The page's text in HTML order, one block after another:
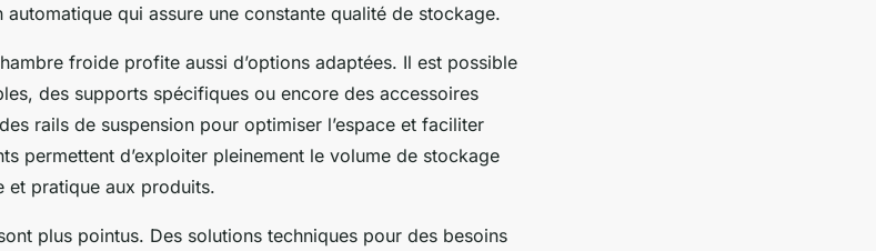
automatique qui assure une constante qualité de stockage.
froide profite aussi d’options adaptées. Il est possible
des supports spécifiques ou encore des accessoires
rails de suspension pour optimiser l’espace et faciliter
permettent d’exploiter pleinement le volume de stockage
et pratique aux produits.
plus pointus. Des solutions techniques pour des besoins